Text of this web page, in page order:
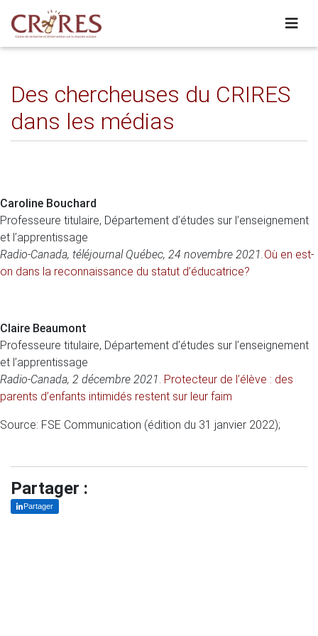
Des chercheuses du CRIRES
dans les médias
Caroline Bouchard
Professeure titulaire, Département d’études sur l’enseignement
et l’apprentissage
Radio-Canada, téléjournal Québec, 24 novembre 2021.Où en est-
on dans la reconnaissance du statut d’éducatrice?
Claire Beaumont
Professeure titulaire, Département d’études sur l’enseignement
et l’apprentissage
Radio-Canada, 2 décembre 2021. Protecteur de l’élève : des
parents d’enfants intimidés restent sur leur faim
Source: FSE Communication (édition du 31 janvier 2022);
Partager :
Partager